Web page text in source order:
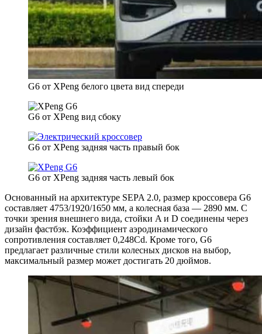
G6 от XPeng белого цвета вид спереди
G6 от XPeng вид сбоку
G6 от XPeng задняя часть правый бок
G6 от XPeng задняя часть левый бок
Основанный на архитектуре SEPA 2.0, размер кроссовера G6
составляет 4753/1920/1650 мм, а колесная база — 2890 мм. С
точки зрения внешнего вида, стойки A и D соединены через
дизайн фастбэк. Коэффициент аэродинамического
сопротивления составляет 0,248Cd. Кроме того, G6
предлагает различные стили колесных дисков на выбор,
максимальный размер может достигать 20 дюймов.